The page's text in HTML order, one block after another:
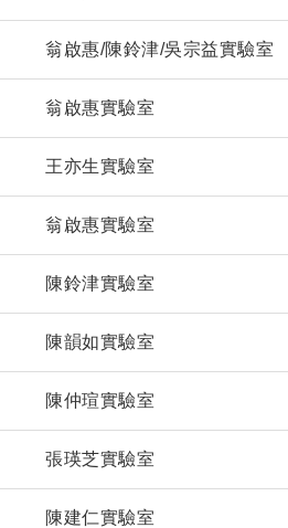
翁啟惠/陳鈴津/吳宗益實驗室
翁啟惠實驗室
王亦生實驗室
翁啟惠實驗室
陳鈴津實驗室
陳韻如實驗室
陳仲瑄實驗室
張瑛芝實驗室
陳建仁實驗室